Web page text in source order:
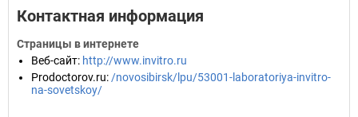
Контактная информация
Страницы в интернете
Веб-сайт: http://www.invitro.ru
Prodoctorov.ru: /novosibirsk/lpu/53001-laboratoriya-invitro-
na-sovetskoy/